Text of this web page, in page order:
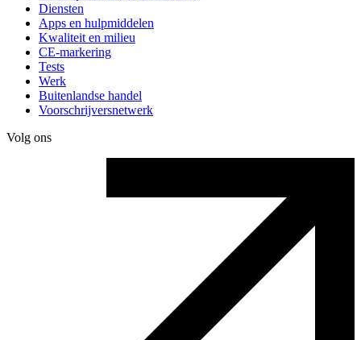
Diensten
Apps en hulpmiddelen
Kwaliteit en milieu
CE-markering
Tests
Werk
Buitenlandse handel
Voorschrijversnetwerk
Volg ons